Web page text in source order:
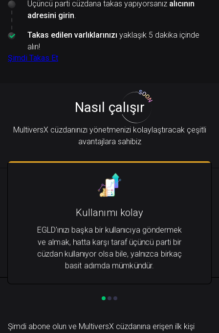
Üçüncü parti cüzdana takas yapıyorsanız alıcının
adresini girin.
Takas edilen varlıklarınızı yaklaşık 5 dakika içinde
alın!
Şimdi Takas Et
Nasıl çalışır
MultiversX cüzdanınızı yönetmenizi kolaylaştıracak çeşitli
avantajlara sahibiz
Kullanımı kolay
EGLD'ınızı başka bir kullanıcıya göndermek
ve almak, hatta karşı taraf üçüncü parti bir
cüzdan kullanıyor olsa bile, yalnızca birkaç
basit adımda mümkündür.
Şimdi abone olun ve MultiversX cüzdanına erişen ilk kişi